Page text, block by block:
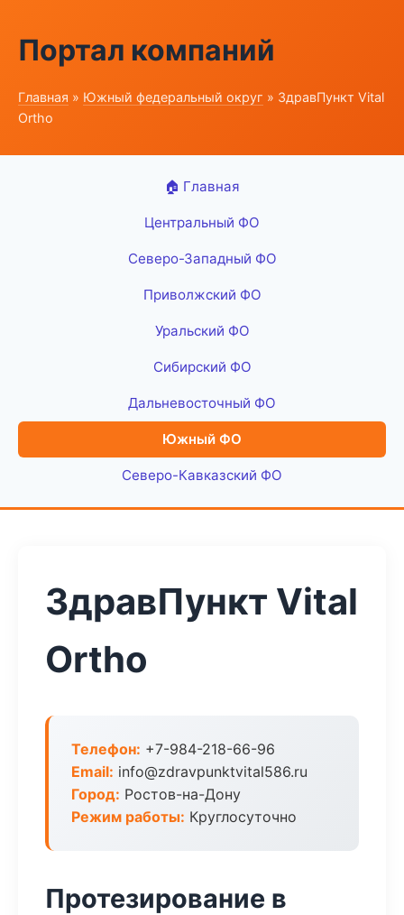
Портал компаний
Главная » Южный федеральный округ » ЗдравПункт Vital
Ortho
🏠 Главная
Центральный ФО
Северо-Западный ФО
Приволжский ФО
Уральский ФО
Сибирский ФО
Дальневосточный ФО
Южный ФО
Северо-Кавказский ФО
ЗдравПункт Vital
Ortho
Телефон: +7-984-218-66-96
Email: info@zdravpunktvital586.ru
Город: Ростов-на-Дону
Режим работы: Круглосуточно
Протезирование в